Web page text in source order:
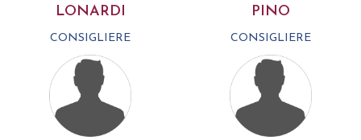
LONARDI
CONSIGLIERE
PINO
CONSIGLIERE